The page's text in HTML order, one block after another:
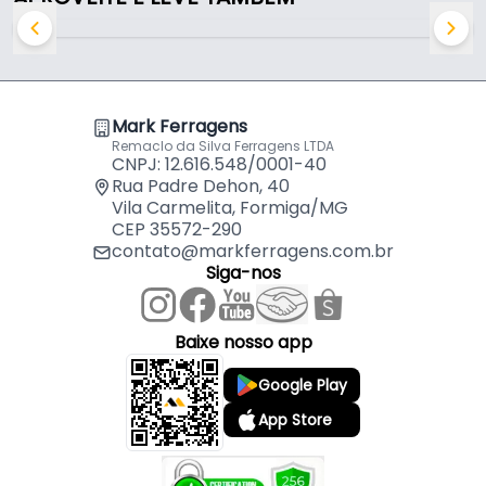
Mark Ferragens
Remaclo da Silva Ferragens LTDA
CNPJ: 12.616.548/0001-40
Rua Padre Dehon, 40
Vila Carmelita, Formiga/MG
CEP 35572-290
contato@markferragens.com.br
Siga-nos
Baixe nosso app
Google Play
App Store